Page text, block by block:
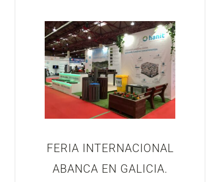
Proyectos Realizados
FERIA INTERNACIONAL
ABANCA EN GALICIA.